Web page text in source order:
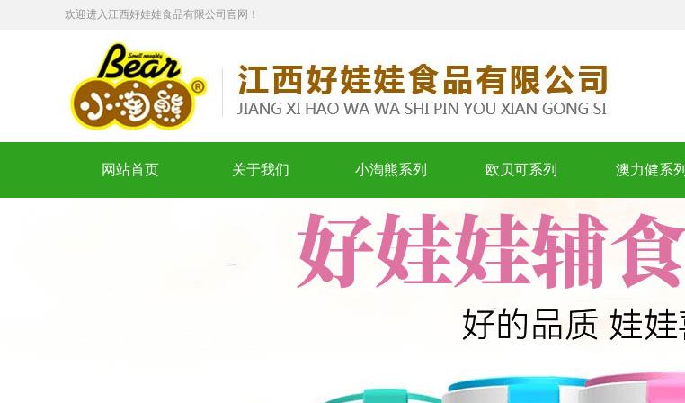
欢迎进入江西好娃娃食品有限公司官网！
网站首页 关于我们 小淘熊系列 欧贝可系列 澳力健系列